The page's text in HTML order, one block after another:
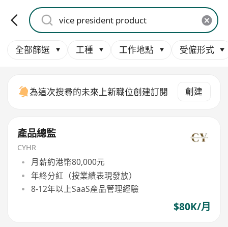
全部篩選 工種 工作地點 受僱形式
為這次搜尋的未來上新職位創建訂閱 創建
產品總監
CYHR
月薪約港幣80,000元
年終分紅（按業績表現發放）
8-12年以上SaaS產品管理經驗
$80K/月